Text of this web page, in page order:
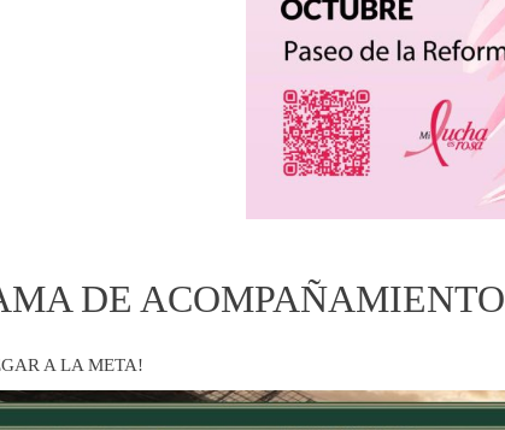
DE ACOMPAÑAMIENTO
A LA META!